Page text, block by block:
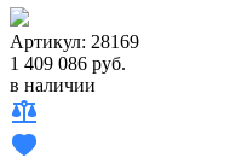
Артикул: 28169
1 409 086 руб.
в наличии